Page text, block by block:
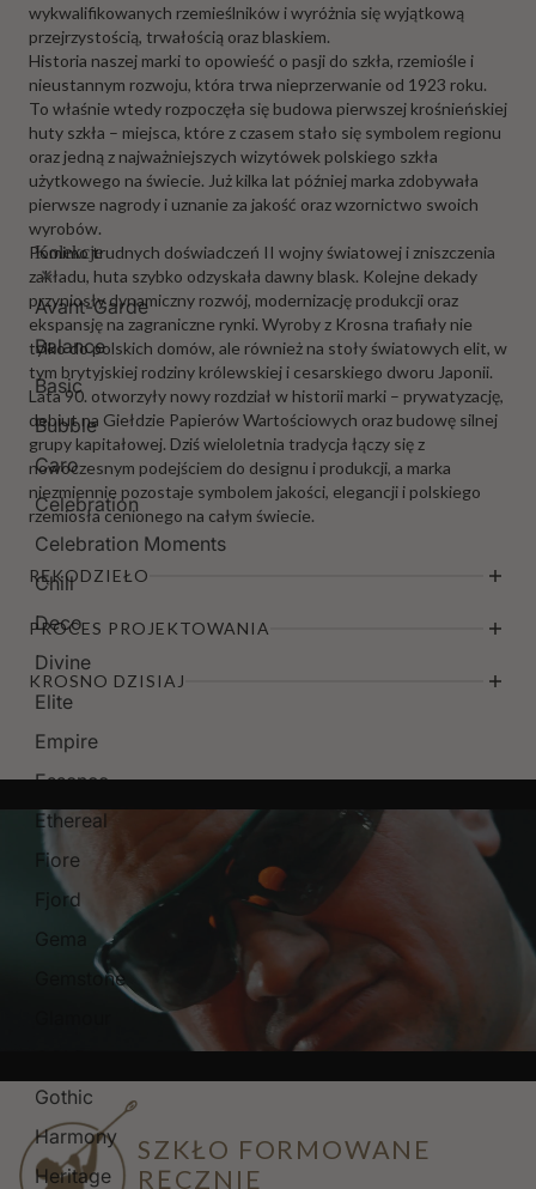
Kolekcje
Avant-Garde
Balance
Basic
Bubble
Caro
Celebration
Celebration Moments
Chill
Deco
Divine
Elite
Empire
Essence
Ethereal
Fiore
Fjord
Gema
Gemstone
Gothic
Harmony
Heritage
wykwalifikowanych rzemieślników i wyróżnia się wyjątkową
przejrzystością, trwałością oraz blaskiem.
Historia naszej marki to opowieść o pasji do szkła, rzemiośle i
nieustannym rozwoju, która trwa nieprzerwanie od 1923 roku.
To właśnie wtedy rozpoczęła się budowa pierwszej krośnieńskiej
huty szkła – miejsca, które z czasem stało się symbolem regionu
oraz jedną z najważniejszych wizytówek polskiego szkła
użytkowego na świecie. Już kilka lat później marka zdobywała
pierwsze nagrody i uznanie za jakość oraz wzornictwo swoich
wyrobów.
Pomimo trudnych doświadczeń II wojny światowej i zniszczenia
zakładu, huta szybko odzyskała dawny blask. Kolejne dekady
przyniosły dynamiczny rozwój, modernizację produkcji oraz
ekspansję na zagraniczne rynki. Wyroby z Krosna trafiały nie
tylko do polskich domów, ale również na stoły światowych elit, w
tym brytyjskiej rodziny królewskiej i cesarskiego dworu Japonii.
Lata 90. otworzyły nowy rozdział w historii marki – prywatyzację,
debiut na Giełdzie Papierów Wartościowych oraz budowę silnej
grupy kapitałowej. Dziś wieloletnia tradycja łączy się z
nowoczesnym podejściem do designu i produkcji, a marka
niezmiennie pozostaje symbolem jakości, elegancji i polskiego
rzemiosła cenionego na całym świecie.
RĘKODZIEŁO
PROCES PROJEKTOWANIA
KROSNO DZISIAJ
SZKŁO FORMOWANE
RĘCZNIE